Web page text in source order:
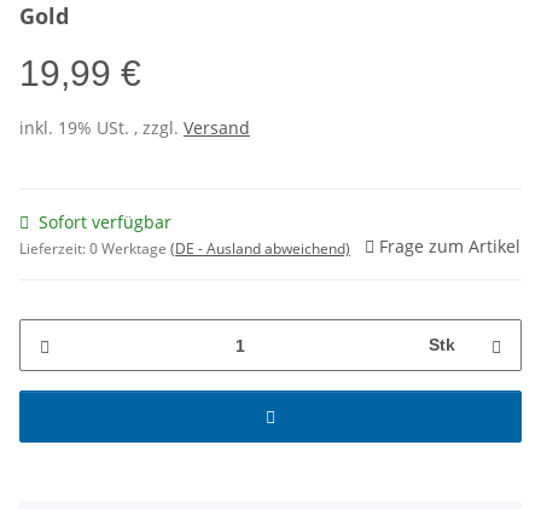
Gold
19,99 €
inkl. 19% USt. , zzgl. Versand
Sofort verfügbar
Lieferzeit:0 Werktage (DE - Ausland abweichend) Frage zum Artikel
Stk